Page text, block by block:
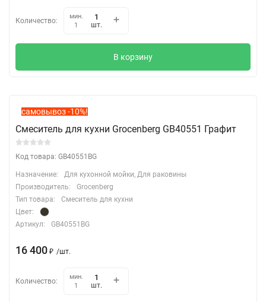
Количество:
мин.
1
шт.
В корзину
самовывоз -10%!
Смеситель для кухни Grocenberg GB40551 Графит
Код товара: GB40551BG
Назначение:
Для кухонной мойки, Для раковины
Производитель:
Grocenberg
Тип товара:
Смеситель для кухни
Цвет:
Артикул:
GB40551BG
16 400 ₽ /шт.
Количество:
мин.
1
шт.